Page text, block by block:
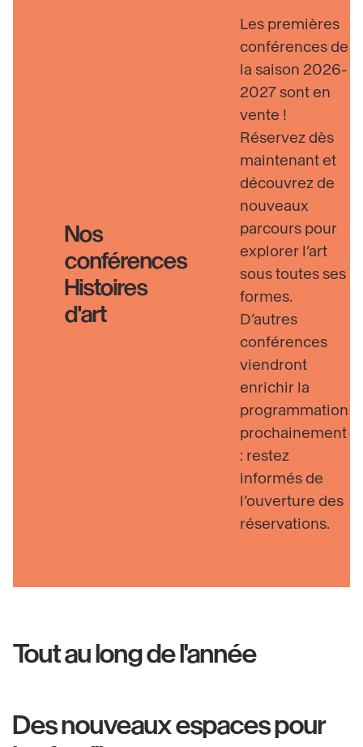
Nos
conférences
Histoires
d'art
Les premières
conférences de
la saison 2026-
2027 sont en
vente !
Réservez dès
maintenant et
découvrez de
nouveaux
parcours pour
explorer l’art
sous toutes ses
formes.
D’autres
conférences
viendront
enrichir la
programmation
prochainement
: restez
informés de
l’ouverture des
réservations.
Tout au long de l'année
Des nouveaux espaces pour